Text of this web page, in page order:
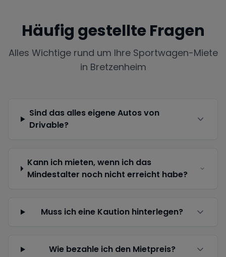
Häufig gestellte Fragen
Alles Wichtige rund um Ihre Sportwagen-Miete
in Bretzenheim
Sind das alles eigene Autos von
Drivable?
Kann ich mieten, wenn ich das
Mindestalter noch nicht erreicht habe?
Muss ich eine Kaution hinterlegen?
Wie bezahle ich den Mietpreis?